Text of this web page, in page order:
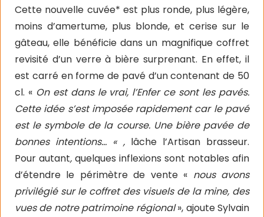
Cette nouvelle cuvée* est plus ronde, plus légère,
moins d’amertume, plus blonde, et cerise sur le
gâteau, elle bénéficie dans un magnifique coffret
revisité d’un verre à bière surprenant. En effet, il
est carré en forme de pavé d’un contenant de 50
cl. « On est dans le vrai, l’Enfer ce sont les pavés.
Cette idée s’est imposée rapidement car le pavé
est le symbole de la course. Une bière pavée de
bonnes intentions… « ,lâche l’Artisan brasseur.
Pour autant, quelques inflexions sont notables afin
d’étendre le périmètre de vente « nous avons
privilégié sur le coffret des visuels de la mine, des
vues de notre patrimoine régional», ajoute Sylvain